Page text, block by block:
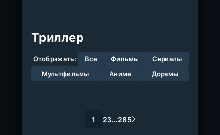
Триллер
Отображать: Все Фильмы
Сериалы
Мультфильмы
Аниме Дорамы
1 23...285